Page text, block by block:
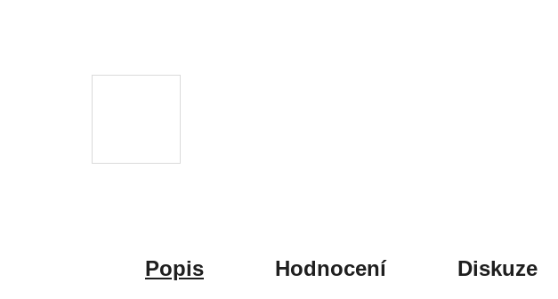
Popis Hodnocení Diskuze